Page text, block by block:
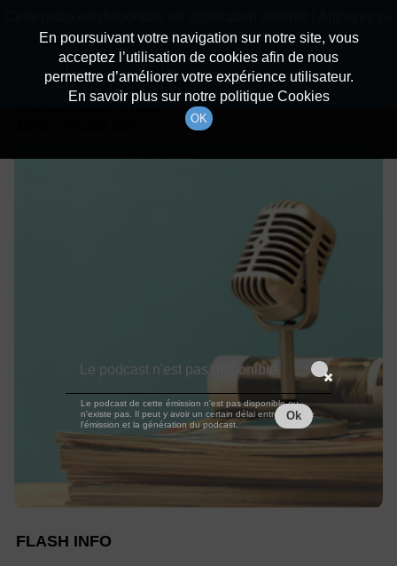
Détails De L'épisode
à 7h59
FLASH INFO
En poursuivant votre navigation sur notre site, vous
acceptez l’utilisation de cookies afin de nous
permettre d’améliorer votre expérience utilisateur.
En savoir plus sur notre politique Cookies
OK
dessous pour l'installer.
Non merci Télécharger l'application
Le podcast n'est pas disponible
Le podcast de cette émission n'est pas disponible ou
n'existe pas. Il peut y avoir un certain délai entre la fin de
l'émission et la génération du podcast.
Ok